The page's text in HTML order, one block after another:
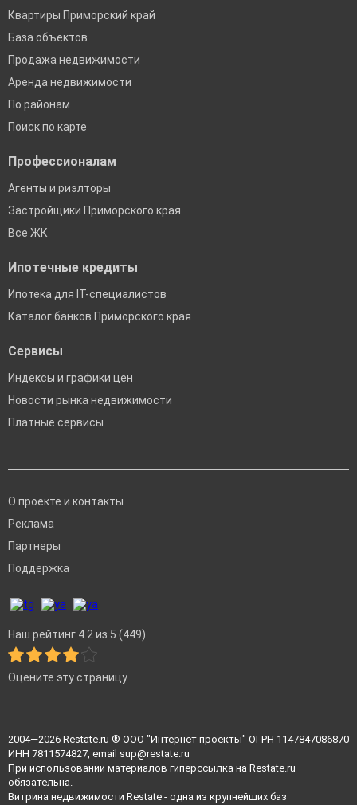
Квартиры Приморский край
База объектов
Продажа недвижимости
Аренда недвижимости
По районам
Поиск по карте
Профессионалам
Агенты и риэлторы
Застройщики Приморского края
Все ЖК
Ипотечные кредиты
Ипотека для IT-специалистов
Каталог банков Приморского края
Сервисы
Индексы и графики цен
Новости рынка недвижимости
Платные сервисы
О проекте и контакты
Реклама
Партнеры
Поддержка
Наш рейтинг 4.2 из 5 (449)
Оцените эту страницу
2004—2026 Restate.ru ® ООО "Интернет проекты" ОГРН 1147847086870
ИНН 7811574827, email sup@restate.ru
При использовании материалов гиперссылка на Restate.ru
обязательна.
Витрина недвижимости Restate - одна из крупнейших баз